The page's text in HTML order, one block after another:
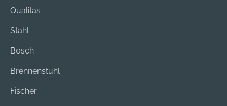
Qualitas
Stahl
Bosch
Brennenstuhl
Fischer